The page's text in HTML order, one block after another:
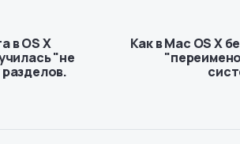
в OS X
"не
Как в Mac OS X